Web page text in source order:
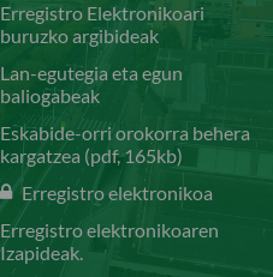
Erregistro Elektronikoari
buruzko argibideak
Lan-egutegia eta egun
baliogabeak
Eskabide-orri orokorra behera
kargatzea (pdf, 165kb)
Erregistro elektronikoa
Erregistro elektronikoaren
Izapideak.